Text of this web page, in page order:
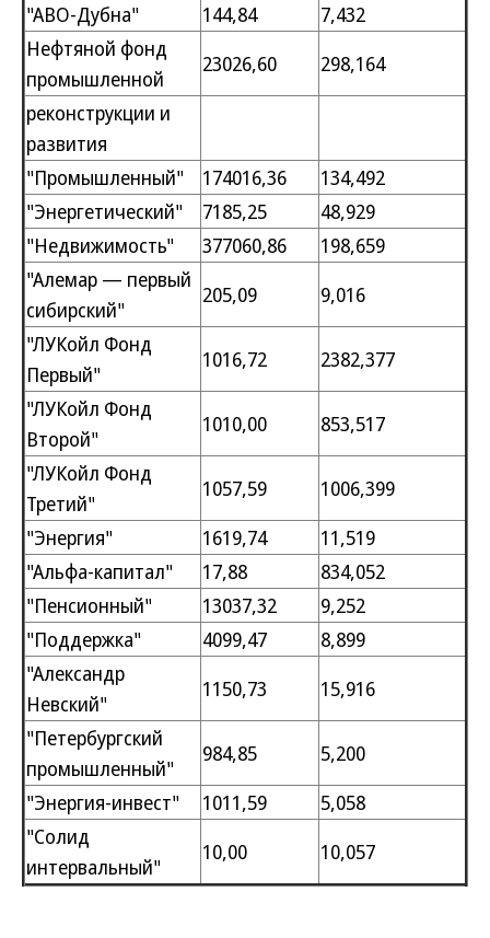
"АВО-Дубна" 144,84
7,432
Нефтяной фонд
промышленной
23026,60
298,164
реконструкции и
развития
"Промышленный"
174016,36
134,492
"Энергетический"
7185,25
48,929
"Недвижимость"
377060,86
198,659
"Алемар — первый
сибирский"
205,09
9,016
"ЛУКойл Фонд
Первый"
1016,72
2382,377
"ЛУКойл Фонд
Второй"
1010,00
853,517
"ЛУКойл Фонд
Третий"
1057,59
1006,399
"Энергия"
1619,74
11,519
"Альфа-капитал"
17,88
834,052
"Пенсионный"
13037,32
9,252
"Поддержка"
4099,47
8,899
"Александр
Невский"
1150,73
15,916
"Петербургский
промышленный"
984,85
5,200
"Энергия-инвест"
1011,59
5,058
"Солид
интервальный"
10,00 10,057